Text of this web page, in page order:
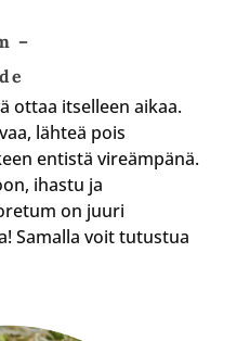
–
ottaa itselleen aikaa.
lähteä pois
entistä vireämpänä.
ihastu ja
on juuri
Samalla voit tutustua